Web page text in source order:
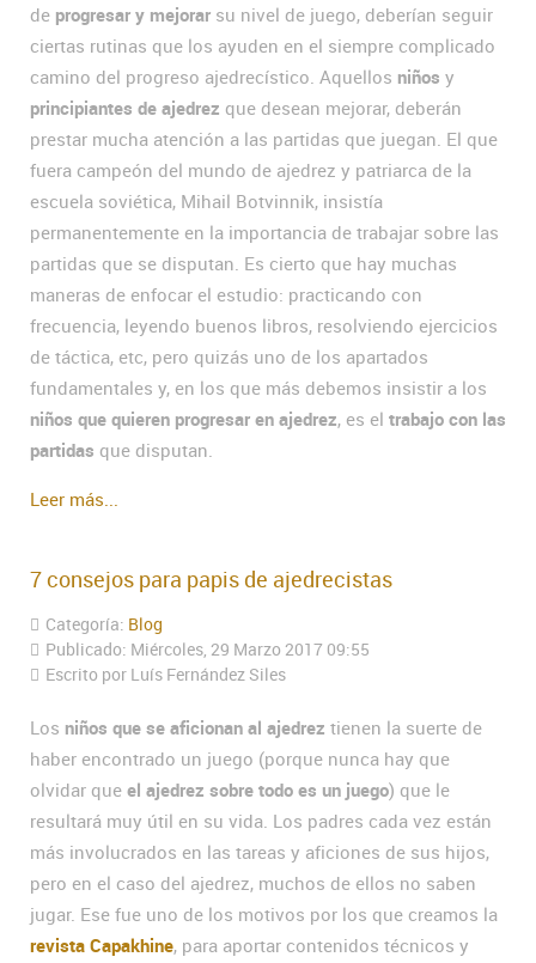
de progresar y mejorar su nivel de juego, deberían seguir
ciertas rutinas que los ayuden en el siempre complicado
camino del progreso ajedrecístico. Aquellos niños y
principiantes de ajedrez que desean mejorar, deberán
prestar mucha atención a las partidas que juegan. El que
fuera campeón del mundo de ajedrez y patriarca de la
escuela soviética, Mihail Botvinnik, insistía
permanentemente en la importancia de trabajar sobre las
partidas que se disputan. Es cierto que hay muchas
maneras de enfocar el estudio: practicando con
frecuencia, leyendo buenos libros, resolviendo ejercicios
de táctica, etc, pero quizás uno de los apartados
fundamentales y, en los que más debemos insistir a los
niños que quieren progresar en ajedrez, es el trabajo con las
partidas que disputan.
Leer más...
7 consejos para papis de ajedrecistas
Categoría: Blog
Publicado: Miércoles, 29 Marzo 2017 09:55
Escrito por Luís Fernández Siles
Los niños que se aficionan al ajedrez tienen la suerte de
haber encontrado un juego (porque nunca hay que
olvidar que el ajedrez sobre todo es un juego) que le
resultará muy útil en su vida. Los padres cada vez están
más involucrados en las tareas y aficiones de sus hijos,
pero en el caso del ajedrez, muchos de ellos no saben
jugar. Ese fue uno de los motivos por los que creamos la
revista Capakhine, para aportar contenidos técnicos y